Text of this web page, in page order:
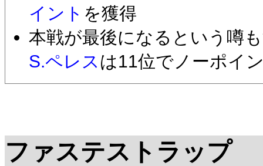
イント を獲得
本戦が最後になるという噂
S.ペレス は11位でノーポイ
ファステストラップ